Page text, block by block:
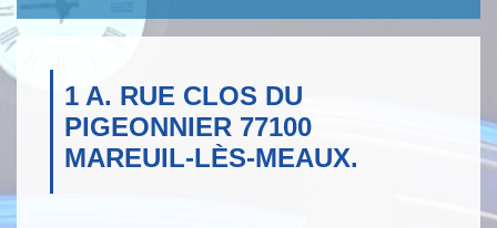
1 A. RUE CLOS DU
PIGEONNIER 77100
MAREUIL-LÈS-MEAUX.